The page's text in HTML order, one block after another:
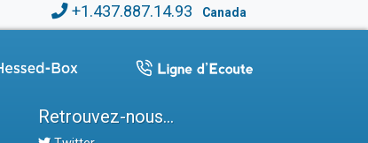
+1.437.887.14.93 Canada
Retrouvez-nous...